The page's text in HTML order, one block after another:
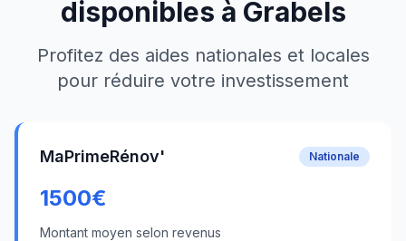
disponibles à Grabels
Profitez des aides nationales et locales
pour réduire votre investissement
MaPrimeRénov' Nationale
1500€
Montant moyen selon revenus